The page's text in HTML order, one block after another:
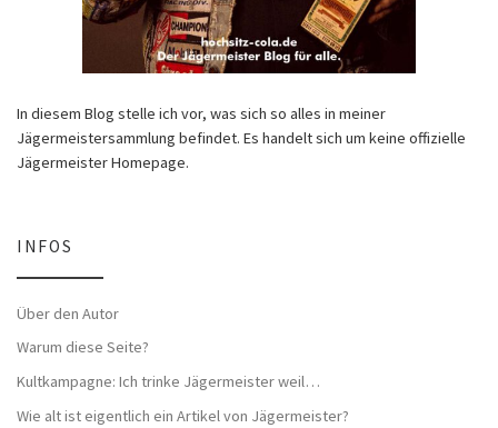
In diesem Blog stelle ich vor, was sich so alles in meiner
Jägermeistersammlung befindet. Es handelt sich um keine offizielle
Jägermeister Homepage.
INFOS
Über den Autor
Warum diese Seite?
Kultkampagne: Ich trinke Jägermeister weil…
Wie alt ist eigentlich ein Artikel von Jägermeister?